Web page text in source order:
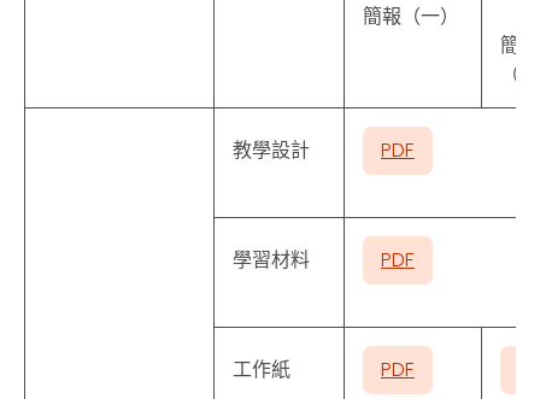
簡報（一）
簡報
（
教學設計 PDF
學習材料 PDF
工作紙 PDF